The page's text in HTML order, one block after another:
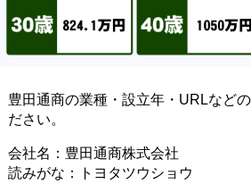
豊田通商の業種・設立年・URLなど
ださい。
会社名：豊田通商株式会社
読みがな：トヨタツウショウ